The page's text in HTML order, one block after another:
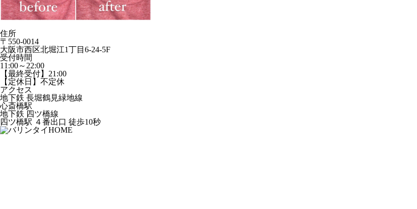
住所
〒550-0014
大阪市西区北堀江1丁目6-24-5F
受付時間
11:00～22:00
【最終受付】21:00
【定休日】不定休
アクセス
地下鉄 長堀鶴見緑地線
心斎橋駅
地下鉄 四ツ橋線
四ツ橋駅 ４番出口 徒歩10秒